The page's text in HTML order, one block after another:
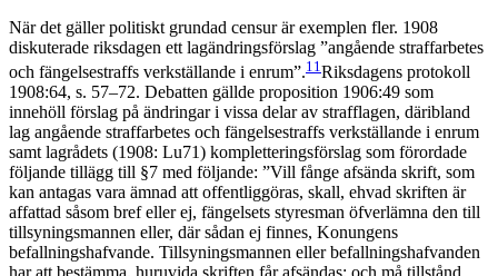
När det gäller politiskt grundad censur är exemplen fler. 1908
diskuterade riksdagen ett lagändringsförslag ”angående straffarbetes
och fängelsestraffs verkställande i enrum”.11 Riksdagens protokoll
1908:64, s. 57–72. Debatten gällde proposition 1906:49 som
innehöll förslag på ändringar i vissa delar av strafflagen, däribland
lag angående straffarbetes och fängelsestraffs verkställande i enrum
samt lagrådets (1908: Lu71) kompletteringsförslag som förordade
följande tillägg till §7 med följande: ”Vill fånge afsända skrift, som
kan antagas vara ämnad att offentliggöras, skall, ehvad skriften är
affattad såsom bref eller ej, fängelsets styresman öfverlämna den till
tillsyningsmannen eller, där sådan ej finnes, Konungens
befallningshafvande. Tillsyningsmannen eller befallningshafvanden
har att bestämma, huruvida skriften får afsändas; och må tillstånd